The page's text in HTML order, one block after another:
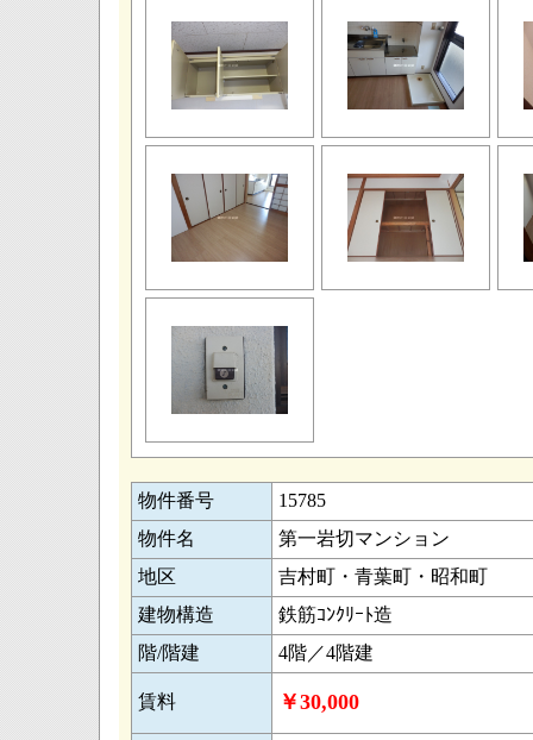
物件番号
15785
物件名
第一岩切マンション
地区
吉村町・青葉町・昭和町
建物構造
鉄筋ｺﾝｸﾘｰﾄ造
階/階建
4階／4階建
賃料 ￥30,000